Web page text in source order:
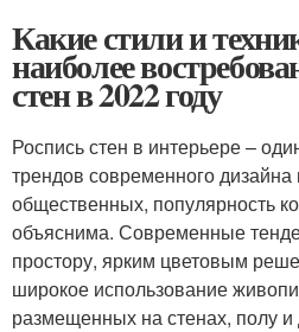
Какие стили и
наиболее
стен в 2022 году
Роспись стен в интерьере –
трендов современного
общественных, популярность
объяснима. Современные
простору, ярким цветовым
широкое использование
размещенных на стенах, полу и